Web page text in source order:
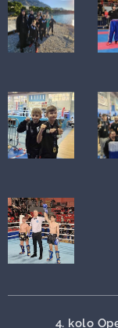
4. kolo